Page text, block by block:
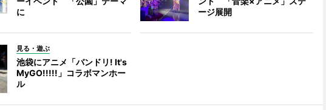
に
ージ展開
見る・遊ぶ
池袋にアニメ「バンドリ! It's
MyGO!!!!!」コラボマンホー
ル